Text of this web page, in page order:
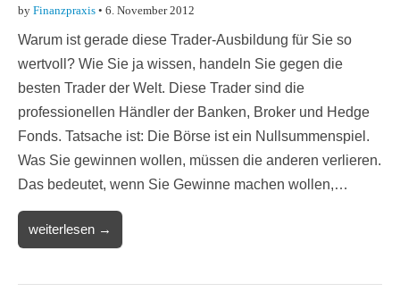
by Finanzpraxis • 6. November 2012
Warum ist gerade diese Trader-Ausbildung für Sie so
wertvoll? Wie Sie ja wissen, handeln Sie gegen die
besten Trader der Welt. Diese Trader sind die
professionellen Händler der Banken, Broker und Hedge
Fonds. Tatsache ist: Die Börse ist ein Nullsummenspiel.
Was Sie gewinnen wollen, müssen die anderen verlieren.
Das bedeutet, wenn Sie Gewinne machen wollen,…
weiterlesen →